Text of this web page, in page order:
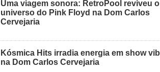
Uma viagem sonora: RetroPool reviveu o
universo do Pink Floyd na Dom Carlos
Cervejaria
Kósmica Hits irradia energia em show
na Dom Carlos Cervejaria